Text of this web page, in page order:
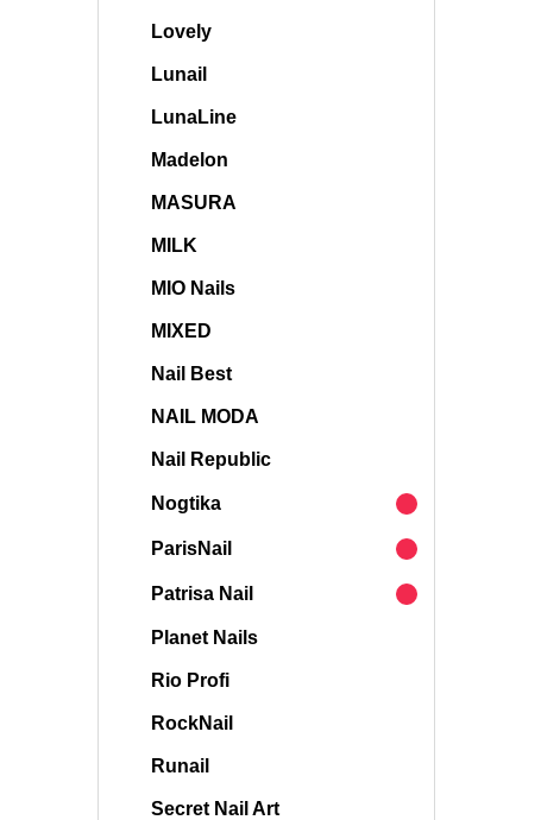
Lovely
Lunail
LunaLine
Madelon
MASURA
MILK
MIO Nails
MIXED
Nail Best
NAIL MODA
Nail Republic
Nogtika
ParisNail
Patrisa Nail
Planet Nails
Rio Profi
RockNail
Runail
Secret Nail Art